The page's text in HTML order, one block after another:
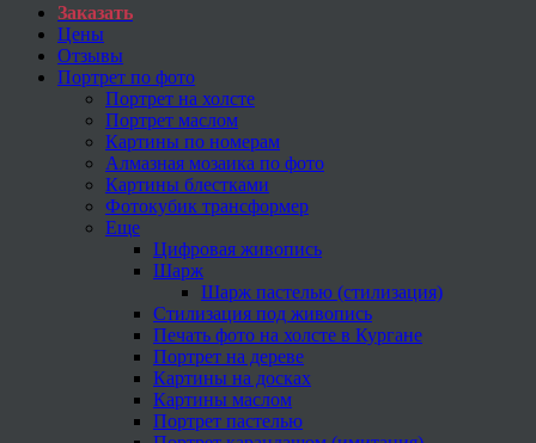
Заказать
Цены
Отзывы
Портрет по фото
Портрет на холсте
Портрет маслом
Картины по номерам
Алмазная мозаика по фото
Картины блестками
Фотокубик трансформер
Еще
Цифровая живопись
Шарж
Шарж пастелью (стилизация)
Стилизация под живопись
Печать фото на холсте в Кургане
Портрет на дереве
Картины на досках
Картины маслом
Портрет пастелью